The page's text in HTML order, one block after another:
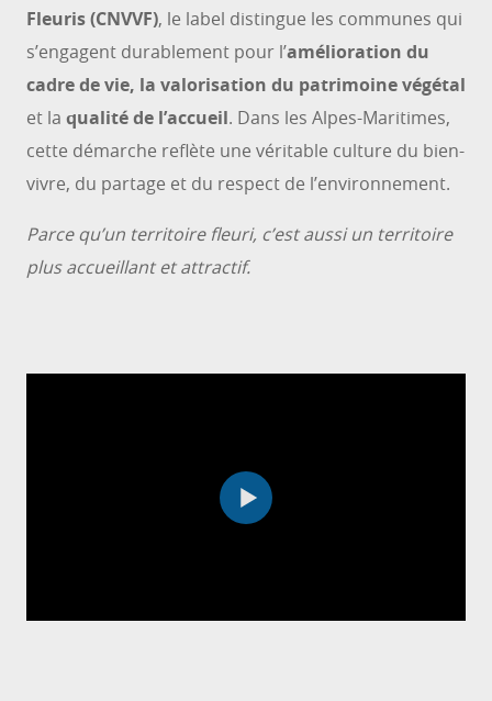
Fleuris (CNVVF), le label distingue les communes qui
s’engagent durablement pour l’amélioration du
cadre de vie, la valorisation du patrimoine végétal
et la qualité de l’accueil. Dans les Alpes-Maritimes,
cette démarche reflète une véritable culture du bien-
vivre, du partage et du respect de l’environnement.
Parce qu’un territoire fleuri, c’est aussi un territoire
plus accueillant et attractif.